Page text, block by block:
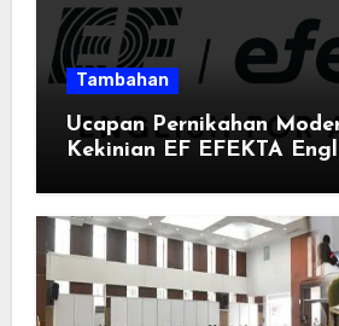
Tambahan
Ucapan Pernikahan
Kekinian EF EFEKTA
Momen Spesial Semakin